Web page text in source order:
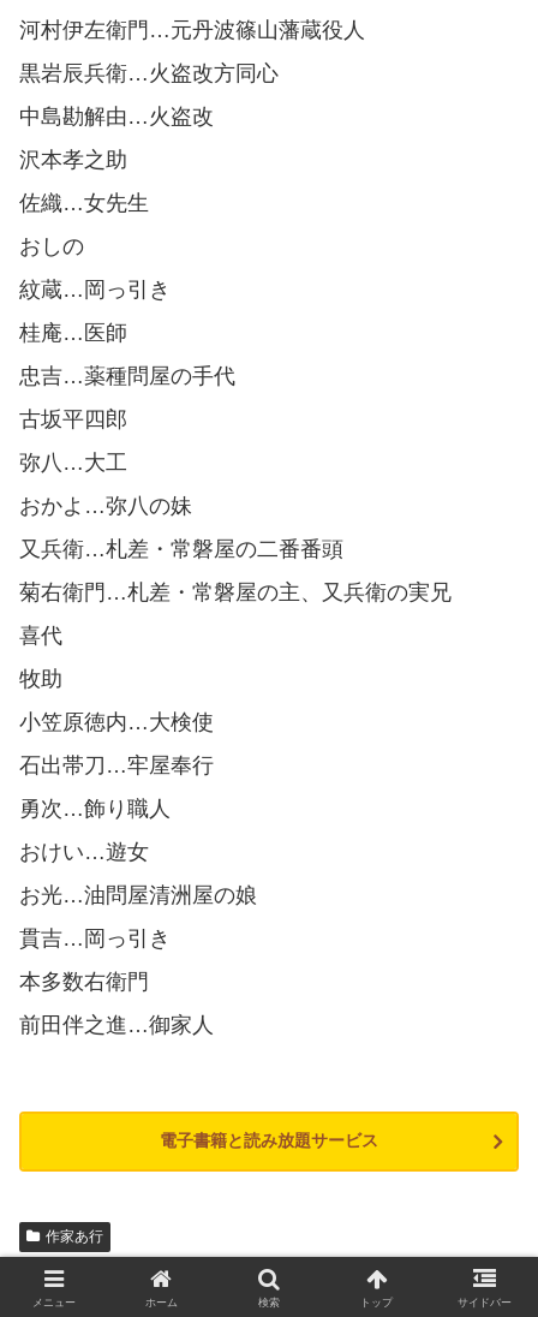
河村伊左衛門…元丹波篠山藩蔵役人
黒岩辰兵衛…火盗改方同心
中島勘解由…火盗改
沢本孝之助
佐織…女先生
おしの
紋蔵…岡っ引き
桂庵…医師
忠吉…薬種問屋の手代
古坂平四郎
弥八…大工
おかよ…弥八の妹
又兵衛…札差・常磐屋の二番番頭
菊右衛門…札差・常磐屋の主、又兵衛の実兄
喜代
牧助
小笠原徳内…大検使
石出帯刀…牢屋奉行
勇次…飾り職人
おけい…遊女
お光…油問屋清洲屋の娘
貫吉…岡っ引き
本多数右衛門
前田伴之進…御家人
電子書籍と読み放題サービス
作家あ行
NHK時代劇原作 遠山金四郎景元 鳥居耀蔵
メニュー ホーム 検索 トップ サイドバー